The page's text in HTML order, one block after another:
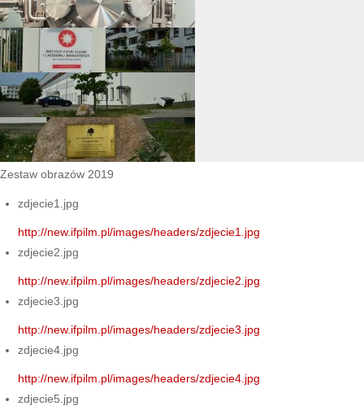
Zestaw obrazów 2019
zdjecie1.jpg
http://new.ifpilm.pl/images/headers/zdjecie1.jpg
zdjecie2.jpg
http://new.ifpilm.pl/images/headers/zdjecie2.jpg
zdjecie3.jpg
http://new.ifpilm.pl/images/headers/zdjecie3.jpg
zdjecie4.jpg
http://new.ifpilm.pl/images/headers/zdjecie4.jpg
zdjecie5.jpg